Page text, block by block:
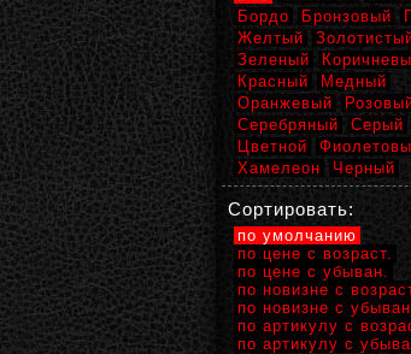
Бордо
Бронзовый
Желтый
Зеленый
Красный
Медный
Оранжевый
Серебряный
Серый
Цветной
Хамелеон
Черный
Сортировать:
по умолчанию
по цене с возраст.
по цене с убыван.
по новизне с
по новизне с
по артикулу с
по артикулу с